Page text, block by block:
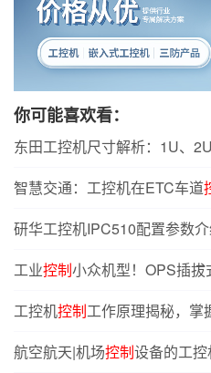
你可能喜欢看：
东田工控机尺寸解析：1U、2U
智慧交通：工控机在ETC车道
研华工控机IPC510配置参数
工业控制小众机型！OPS插
工控机控制工作原理揭秘，掌
航空航天|机场控制设备的工